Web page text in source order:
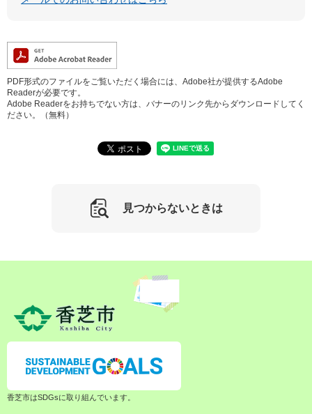
PDF形式のファイルをご覧いただく場合には、Adobe社が提供するAdobe
Readerが必要です。
Adobe Readerをお持ちでない方は、バナーのリンク先からダウンロードしてく
ださい。（無料）
見つからないときは
香芝市はSDGsに取り組んでいます。